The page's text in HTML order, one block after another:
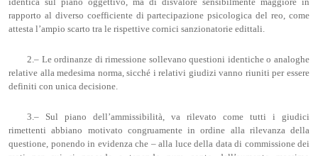
identica sul piano oggettivo, ma di disvalore sensibilmente maggiore in
rapporto al diverso coefficiente di partecipazione psicologica del reo, come
attesta l’ampio scarto tra le rispettive cornici sanzionatorie edittali.
2.– Le ordinanze di rimessione sollevano questioni identiche o analoghe
relative alla medesima norma, sicché i relativi giudizi vanno riuniti per essere
definiti con unica decisione.
3.– Sul piano dell’ammissibilità, va rilevato come tutti i giudici
rimettenti abbiano motivato congruamente in ordine alla rilevanza della
questione, ponendo in evidenza che – alla luce della data di commissione dei